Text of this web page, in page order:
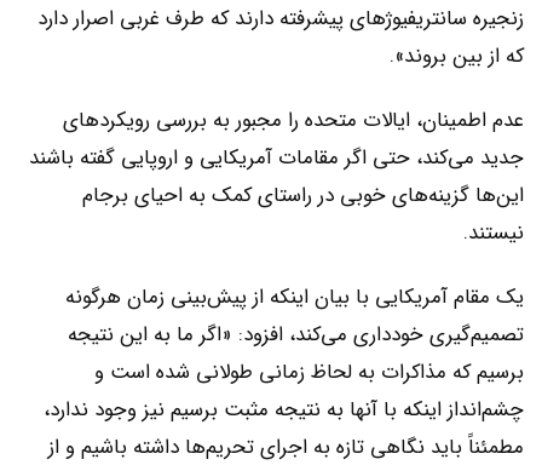
زنجیره سانتریفیوژهای پیشرفته دارند که طرف غربی اصرار دارد
که از بین بروند».
عدم اطمینان، ایالات متحده را مجبور به بررسی رویکردهای
جدید می‌کند، حتی اگر مقامات آمریکایی و اروپایی گفته باشند
این‌ها گزینه‌های خوبی در راستای کمک به احیای برجام
نیستند.
یک مقام آمریکایی با بیان اینکه از پیش‌بینی زمان هرگونه
تصمیم‌گیری خودداری می‌کند، افزود: «اگر ما به این نتیجه
برسیم که مذاکرات به لحاظ زمانی طولانی شده است و
چشم‌انداز اینکه با آنها به نتیجه مثبت برسیم نیز وجود ندارد،
مطمئناً باید نگاهی تازه به اجرای تحریم‌ها داشته باشیم و از